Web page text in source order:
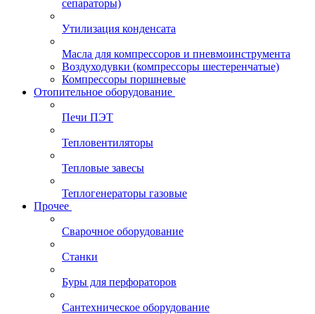
сепараторы)
Утилизация конденсата
Масла для компрессоров и пневмоинструмента
Воздуходувки (компрессоры шестеренчатые)
Компрессоры поршневые
Отопительное оборудование
Печи ПЭТ
Тепловентиляторы
Тепловые завесы
Теплогенераторы газовые
Прочее
Сварочное оборудование
Станки
Буры для перфораторов
Сантехническое оборудование